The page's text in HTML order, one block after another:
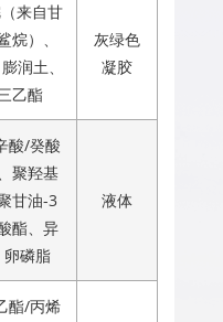
来自甘
烷）、
润土、
乙酯
灰绿色
凝胶
酸/癸酸
聚羟基
甘油-3
酯、异
磷脂
液体
酯/丙烯